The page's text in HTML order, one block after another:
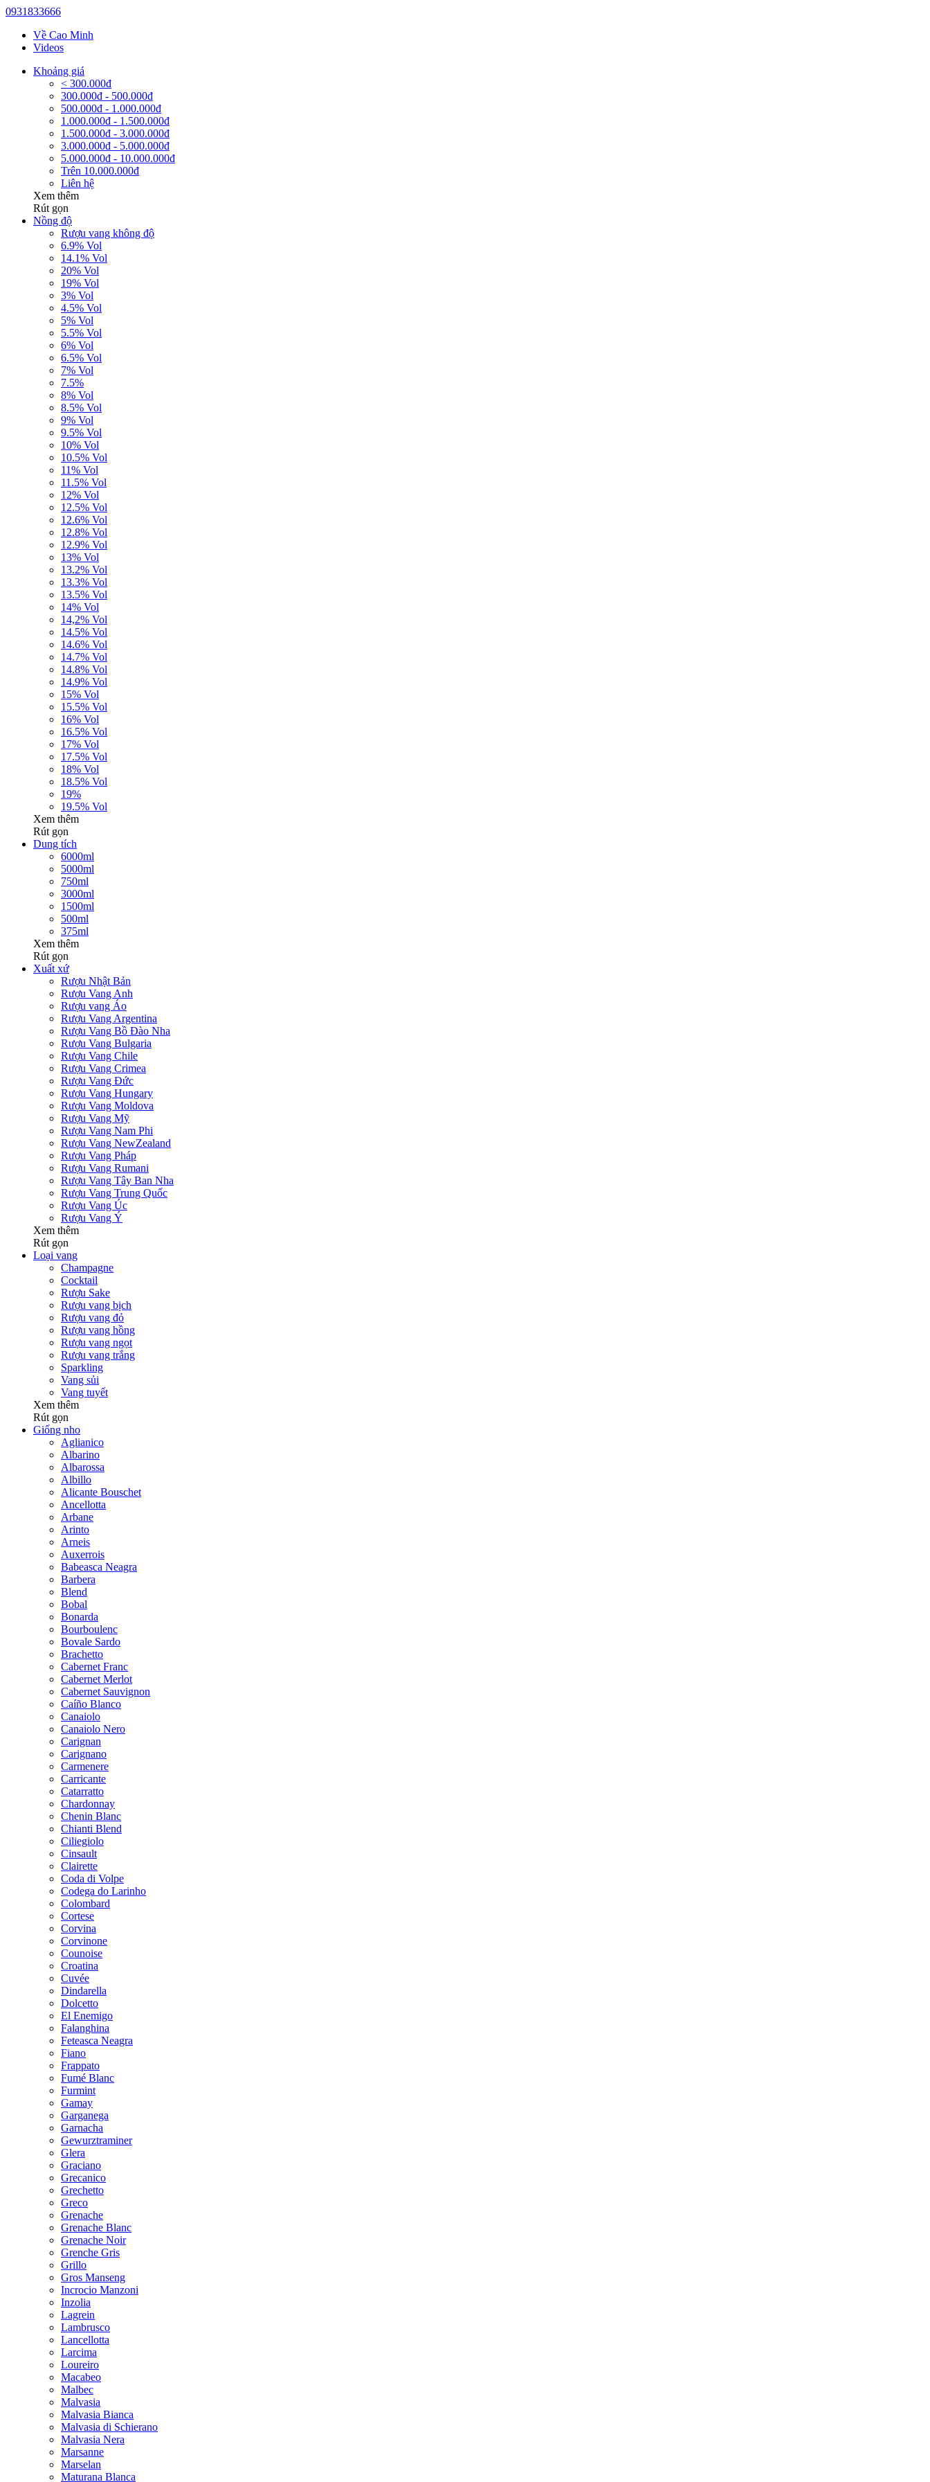
0931833666
Về Cao Minh
Videos
Khoảng giá
< 300.000đ
300.000đ - 500.000đ
500.000đ - 1.000.000đ
1.000.000đ - 1.500.000đ
1.500.000đ - 3.000.000đ
3.000.000đ - 5.000.000đ
5.000.000đ - 10.000.000đ
Trên 10.000.000đ
Liên hệ
Xem thêm
Rút gọn
Nồng độ
Rượu vang không độ
6.9% Vol
14.1% Vol
20% Vol
19% Vol
3% Vol
4.5% Vol
5% Vol
5.5% Vol
6% Vol
6.5% Vol
7% Vol
7.5%
8% Vol
8.5% Vol
9% Vol
9.5% Vol
10% Vol
10.5% Vol
11% Vol
11.5% Vol
12% Vol
12.5% Vol
12.6% Vol
12.8% Vol
12.9% Vol
13% Vol
13.2% Vol
13.3% Vol
13.5% Vol
14% Vol
14,2% Vol
14.5% Vol
14.6% Vol
14.7% Vol
14.8% Vol
14.9% Vol
15% Vol
15.5% Vol
16% Vol
16.5% Vol
17% Vol
17.5% Vol
18% Vol
18.5% Vol
19%
19.5% Vol
Xem thêm
Rút gọn
Dung tích
6000ml
5000ml
750ml
3000ml
1500ml
500ml
375ml
Xem thêm
Rút gọn
Xuất xứ
Rượu Nhật Bản
Rượu Vang Anh
Rượu vang Áo
Rượu Vang Argentina
Rượu Vang Bồ Đào Nha
Rượu Vang Bulgaria
Rượu Vang Chile
Rượu Vang Crimea
Rượu Vang Đức
Rượu Vang Hungary
Rượu Vang Moldova
Rượu Vang Mỹ
Rượu Vang Nam Phi
Rượu Vang NewZealand
Rượu Vang Pháp
Rượu Vang Rumani
Rượu Vang Tây Ban Nha
Rượu Vang Trung Quốc
Rượu Vang Úc
Rượu Vang Ý
Xem thêm
Rút gọn
Loại vang
Champagne
Cocktail
Rượu Sake
Rượu vang bịch
Rượu vang đỏ
Rượu vang hồng
Rượu vang ngọt
Rượu vang trắng
Sparkling
Vang sủi
Vang tuyết
Xem thêm
Rút gọn
Giống nho
Aglianico
Albarino
Albarossa
Albillo
Alicante Bouschet
Ancellotta
Arbane
Arinto
Arneis
Auxerrois
Babeasca Neagra
Barbera
Blend
Bobal
Bonarda
Bourboulenc
Bovale Sardo
Brachetto
Cabernet Franc
Cabernet Merlot
Cabernet Sauvignon
Caíño Blanco
Canaiolo
Canaiolo Nero
Carignan
Carignano
Carmenere
Carricante
Catarratto
Chardonnay
Chenin Blanc
Chianti Blend
Ciliegiolo
Cinsault
Clairette
Coda di Volpe
Codega do Larinho
Colombard
Cortese
Corvina
Corvinone
Counoise
Croatina
Cuvée
Dindarella
Dolcetto
El Enemigo
Falanghina
Feteasca Neagra
Fiano
Frappato
Fumé Blanc
Furmint
Gamay
Garganega
Garnacha
Gewurztraminer
Glera
Graciano
Grecanico
Grechetto
Greco
Grenache
Grenache Blanc
Grenache Noir
Grenche Gris
Grillo
Gros Manseng
Incrocio Manzoni
Inzolia
Lagrein
Lambrusco
Lancellotta
Larcima
Loureiro
Macabeo
Malbec
Malvasia
Malvasia Bianca
Malvasia di Schierano
Malvasia Nera
Marsanne
Marselan
Maturana Blanca